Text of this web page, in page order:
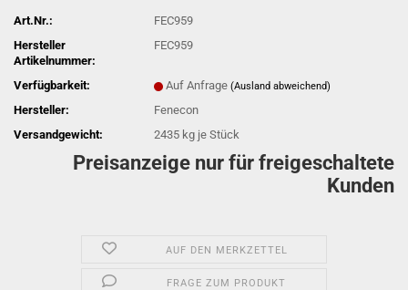
Art.Nr.:
FEC959
Hersteller
Artikelnummer:
FEC959
Verfügbarkeit: Auf Anfrage (Ausland abweichend)
Hersteller:
Fenecon
Versandgewicht:
2435 kg je Stück
Preisanzeige nur für freigeschaltete
Kunden
AUF DEN MERKZETTEL
FRAGE ZUM PRODUKT